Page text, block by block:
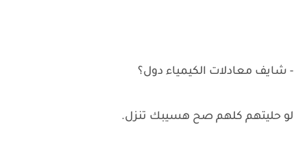
- شايف معادلات الكيمياء دول؟
لو حليتهم كلهم صح هسيبك تنزل.